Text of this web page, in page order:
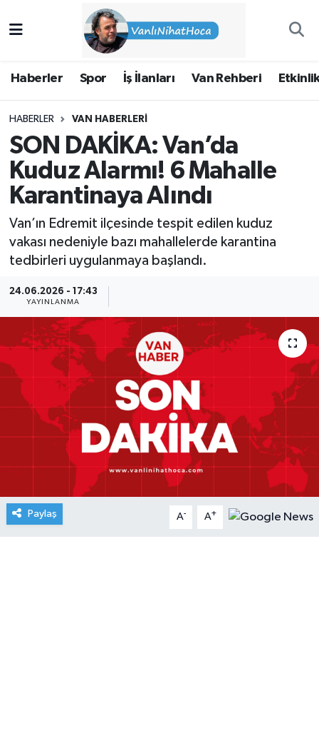
Haberler Spor İş İlanları Van Rehberi
HABERLER VAN HABERLERI
SON DAKİKA: Van’da
Kuduz Alarmı! 6 Mahalle
Karantinaya Alındı
Van’ın Edremit ilçesinde tespit edilen kuduz
vakası nedeniyle bazı mahallelerde karantina
tedbirleri uygulanmaya başlandı.
24.06.2026 - 17:43
YAYINLANMA
Paylaş A- A+
Van Rehberi
Etkinlikler
Köşe Yazıları
İpekyolu Nöbetçi Eczaneler
Süper Lig Puan Durumu ve Fikstür
Tüm Manşetler
Son Dakika Haberleri